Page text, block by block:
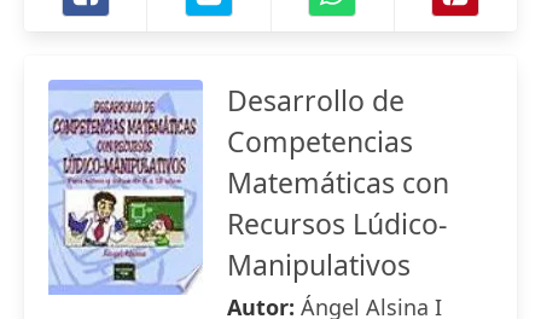
Desarrollo de
Competencias
Matemáticas con
Recursos Lúdico-
Manipulativos
Autor: Ángel Alsina I